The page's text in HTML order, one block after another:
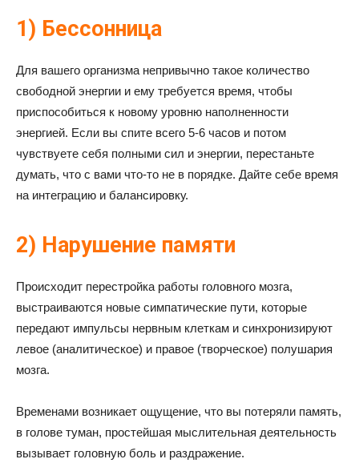
1) Бессонница
Для вашего организма непривычно такое количество
свободной энергии и ему требуется время, чтобы
приспособиться к новому уровню наполненности
энергией. Если вы спите всего 5-6 часов и потом
чувствуете себя полными сил и энергии, перестаньте
думать, что с вами что-то не в порядке. Дайте себе время
на интеграцию и балансировку.
2) Нарушение памяти
Происходит перестройка работы головного мозга,
выстраиваются новые симпатические пути, которые
передают импульсы нервным клеткам и синхронизируют
левое (аналитическое) и правое (творческое) полушария
мозга.
Временами возникает ощущение, что вы потеряли память,
в голове туман, простейшая мыслительная деятельность
вызывает головную боль и раздражение.